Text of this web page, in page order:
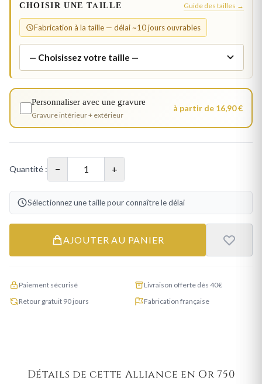
CHOISIR UNE TAILLE Guide des tailles →
Fabrication à la taille — délai ~10 jours ouvrables
Personnaliser avec une gravure
Gravure intérieur + extérieur
à partir de 16,90 €
Quantité : − +
Sélectionnez une taille pour connaître le délai
AJOUTER AU PANIER
Paiement sécurisé
Livraison offerte dès 40€
Retour gratuit 90 jours
Fabrication française
Détails de cette Alliance en Or 750